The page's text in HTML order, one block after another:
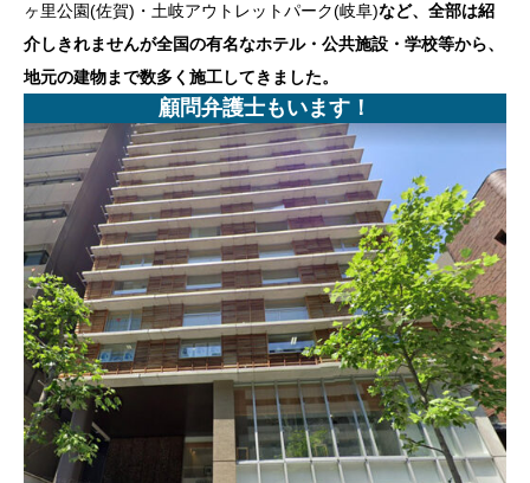
ヶ里公園(佐賀)・土岐アウトレットパーク(岐阜)など、全部は紹
介しきれませんが全国の有名なホテル・公共施設・学校等から、
地元の建物まで数多く施工してきました。
顧問弁護士もいます！